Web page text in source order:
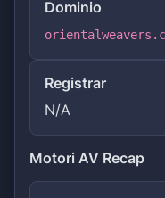
Dominio
Registrar
N/A
Motori AV Recap